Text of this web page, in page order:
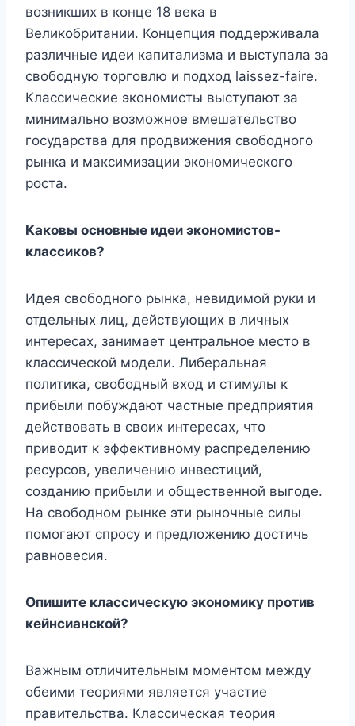
возникших в конце 18 века в
Великобритании. Концепция поддерживала
различные идеи капитализма и выступала за
свободную торговлю и подход laissez-faire.
Классические экономисты выступают за
минимально возможное вмешательство
государства для продвижения свободного
рынка и максимизации экономического
роста.
Каковы основные идеи экономистов-
классиков?
Идея свободного рынка, невидимой руки и
отдельных лиц, действующих в личных
интересах, занимает центральное место в
классической модели. Либеральная
политика, свободный вход и стимулы к
прибыли побуждают частные предприятия
действовать в своих интересах, что
приводит к эффективному распределению
ресурсов, увеличению инвестиций,
созданию прибыли и общественной выгоде.
На свободном рынке эти рыночные силы
помогают спросу и предложению достичь
равновесия.
Опишите классическую экономику против
кейнсианской?
Важным отличительным моментом между
обеими теориями является участие
правительства. Классическая теория